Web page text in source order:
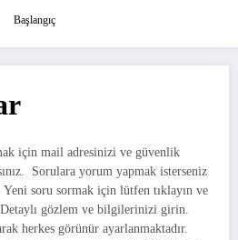
Başlangıç
için mail adresinizi ve güvenlik
Sorulara yorum yapmak isterseniz
Yeni soru sormak için lütfen tıklayın ve
gözlem ve bilgilerinizi girin.
herkes görünür ayarlanmaktadır.